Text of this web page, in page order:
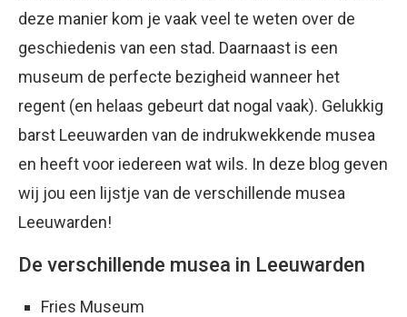
deze manier kom je vaak veel te weten over de
geschiedenis van een stad. Daarnaast is een
museum de perfecte bezigheid wanneer het
regent (en helaas gebeurt dat nogal vaak). Gelukkig
barst Leeuwarden van de indrukwekkende musea
en heeft voor iedereen wat wils. In deze blog geven
wij jou een lijstje van de verschillende musea
Leeuwarden!
De verschillende musea in Leeuwarden
Fries Museum